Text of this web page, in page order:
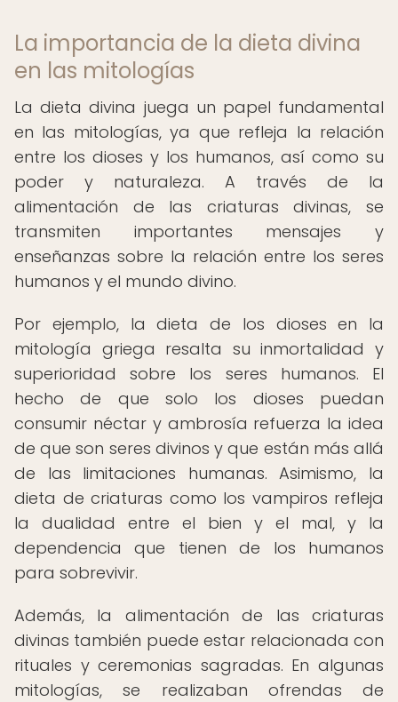
La importancia de la dieta divina
en las mitologías
La dieta divina juega un papel fundamental
en las mitologías, ya que refleja la relación
entre los dioses y los humanos, así como su
poder y naturaleza. A través de la
alimentación de las criaturas divinas, se
transmiten importantes mensajes y
enseñanzas sobre la relación entre los seres
humanos y el mundo divino.
Por ejemplo, la dieta de los dioses en la
mitología griega resalta su inmortalidad y
superioridad sobre los seres humanos. El
hecho de que solo los dioses puedan
consumir néctar y ambrosía refuerza la idea
de que son seres divinos y que están más allá
de las limitaciones humanas. Asimismo, la
dieta de criaturas como los vampiros refleja
la dualidad entre el bien y el mal, y la
dependencia que tienen de los humanos
para sobrevivir.
Además, la alimentación de las criaturas
divinas también puede estar relacionada con
rituales y ceremonias sagradas. En algunas
mitologías, se realizaban ofrendas de